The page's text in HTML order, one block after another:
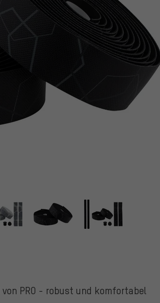
PRO - robust und komfortabel